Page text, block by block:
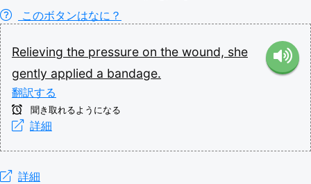
このボタンはなに？
Relieving the pressure on the wound, she
gently applied a bandage.
翻訳する
聞き取れるようになる
詳細
詳細